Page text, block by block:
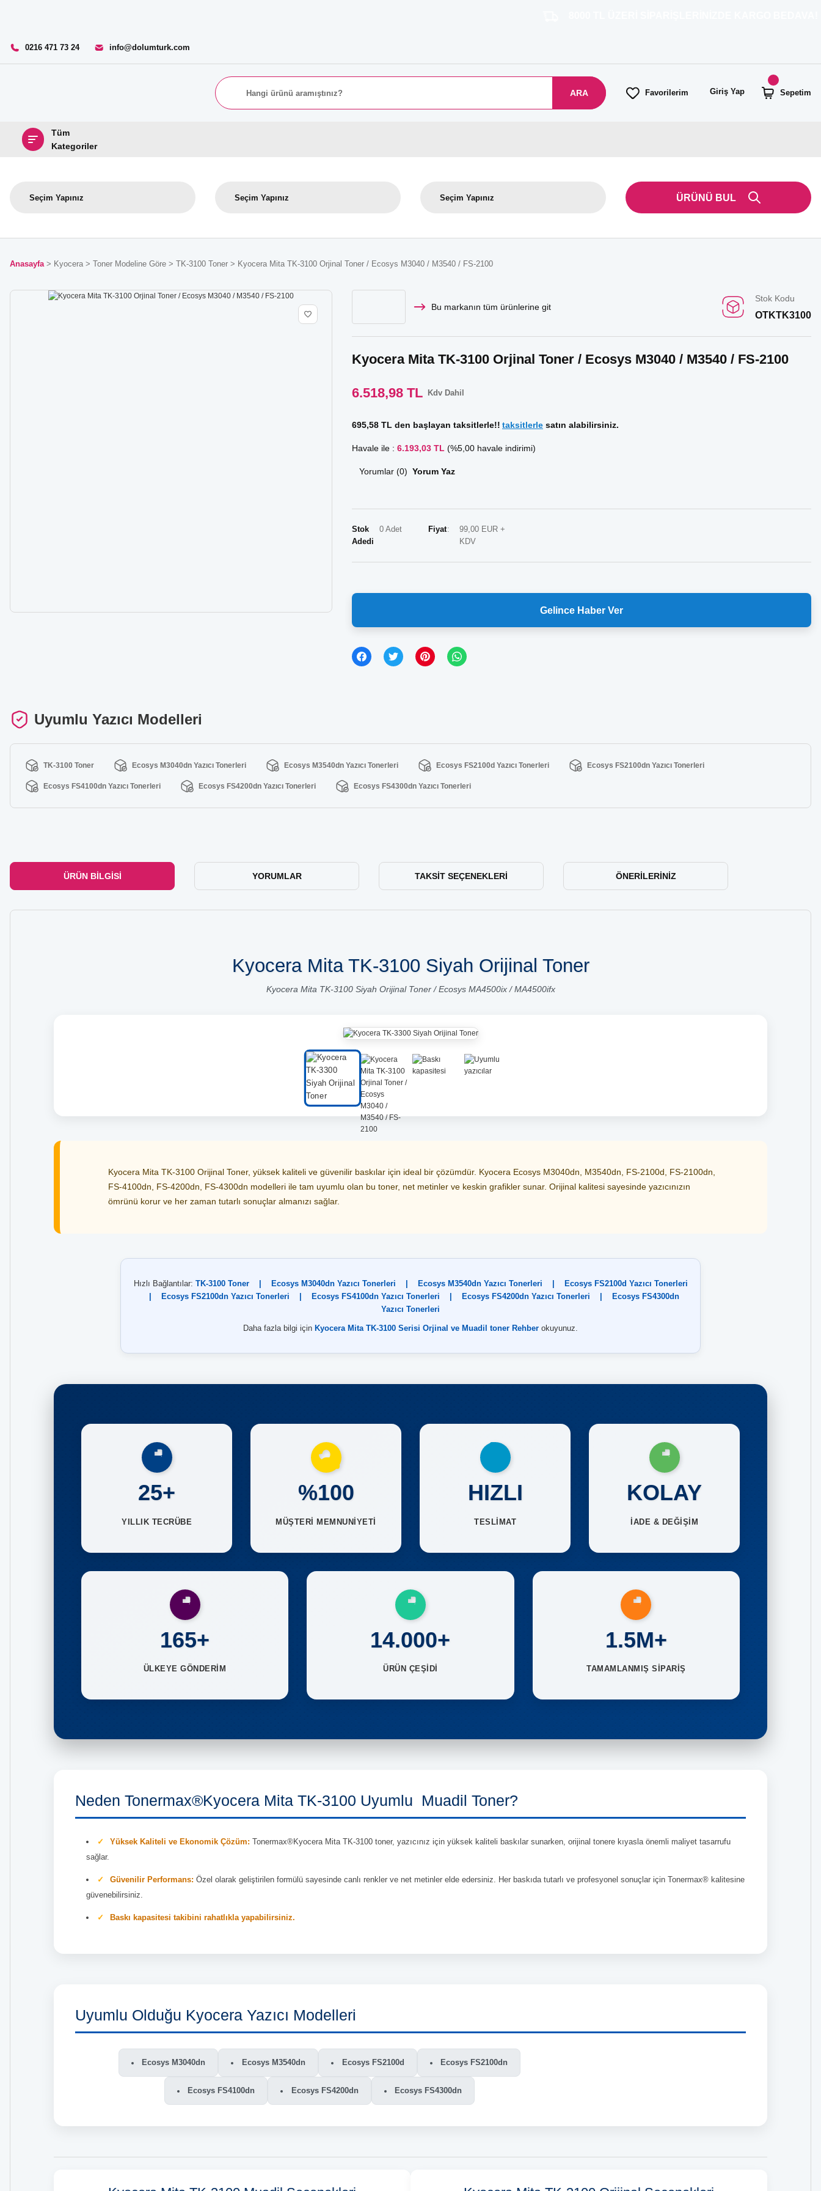
0216 471 73 24 info@dolumturk.com
ARA Favorilerim Giriş Yap Sepetim
Tüm
Kategoriler
ÜRÜNÜ BUL
Anasayfa Kyocera Toner Modeline Göre TK-3100 Toner Kyocera Mita TK-3100 Orjinal Toner / Ecosys M3040 / M3540 / FS-2100
Bu markanın tüm ürünlerine git
Stok Kodu
OTKTK3100
Kyocera Mita TK-3100 Orjinal Toner / Ecosys M3040 / M3540 / FS-2100
6.518,98 TL Kdv Dahil
695,58 TL den başlayan taksitlerle!! taksitlerle satın alabilirsiniz.
Havale ile : 6.193,03 TL (%5,00 havale indirimi)
Yorumlar (0) Yorum Yaz
Stok
Adedi
0 Adet Fiyat
99,00 EUR +
KDV
Gelince Haber Ver
Uyumlu Yazıcı Modelleri
TK-3100 Toner Ecosys M3040dn Yazıcı Tonerleri Ecosys M3540dn Yazıcı Tonerleri Ecosys FS2100d Yazıcı Tonerleri Ecosys FS2100dn Yazıcı Tonerleri
Ecosys FS4100dn Yazıcı Tonerleri Ecosys FS4200dn Yazıcı Tonerleri Ecosys FS4300dn Yazıcı Tonerleri
ÜRÜN BILGISI YORUMLAR TAKSIT SEÇENEKLERI ÖNERILERINIZ
Kyocera Mita TK-3100 Siyah Orijinal Toner
Kyocera Mita TK-3100 Siyah Orijinal Toner / Ecosys MA4500ix / MA4500ifx
Kyocera Mita TK-3100 Orijinal Toner, yüksek kaliteli ve güvenilir baskılar için ideal bir çözümdür. Kyocera Ecosys M3040dn, M3540dn, FS-2100d, FS-2100dn,
FS-4100dn, FS-4200dn, FS-4300dn modelleri ile tam uyumlu olan bu toner, net metinler ve keskin grafikler sunar. Orijinal kalitesi sayesinde yazıcınızın
ömrünü korur ve her zaman tutarlı sonuçlar almanızı sağlar.
Hızlı Bağlantılar: TK-3100 Toner Ecosys M3040dn Yazıcı Tonerleri Ecosys M3540dn Yazıcı Tonerleri
Ecosys FS2100d Yazıcı Tonerleri
Ecosys FS2100dn Yazıcı Tonerleri Ecosys FS4100dn Yazıcı Tonerleri Ecosys FS4200dn Yazıcı Tonerleri
Ecosys FS4300dn
Yazıcı Tonerleri
Daha fazla bilgi için Kyocera Mita TK-3100 Serisi Orjinal ve Muadil toner Rehber okuyunuz.
25+
YILLIK TECRÜBE
%100
MÜŞTERİ MEMNUNİYETİ
HIZLI
TESLİMAT
KOLAY
İADE & DEĞİŞİM
165+
ÜLKEYE GÖNDERİM
14.000+
ÜRÜN ÇEŞİDİ
1.5M+
TAMAMLANMIŞ SİPARİŞ
Neden Tonermax®Kyocera Mita TK-3100 Uyumlu Muadil Toner?
Yüksek Kaliteli ve Ekonomik Çözüm: Tonermax®Kyocera Mita TK-3100 toner, yazıcınız için yüksek kaliteli baskılar sunarken, orijinal tonere kıyasla önemli maliyet tasarrufu
sağlar.
Güvenilir Performans: Özel olarak geliştirilen formülü sayesinde canlı renkler ve net metinler elde edersiniz. Her baskıda tutarlı ve profesyonel sonuçlar için Tonermax® kalitesine
güvenebilirsiniz.
Baskı kapasitesi takibini rahatlıkla yapabilirsiniz.
Uyumlu Olduğu Kyocera Yazıcı Modelleri
Ecosys M3040dn Ecosys M3540dn Ecosys FS2100d Ecosys FS2100dn
Ecosys FS4100dn Ecosys FS4200dn Ecosys FS4300dn